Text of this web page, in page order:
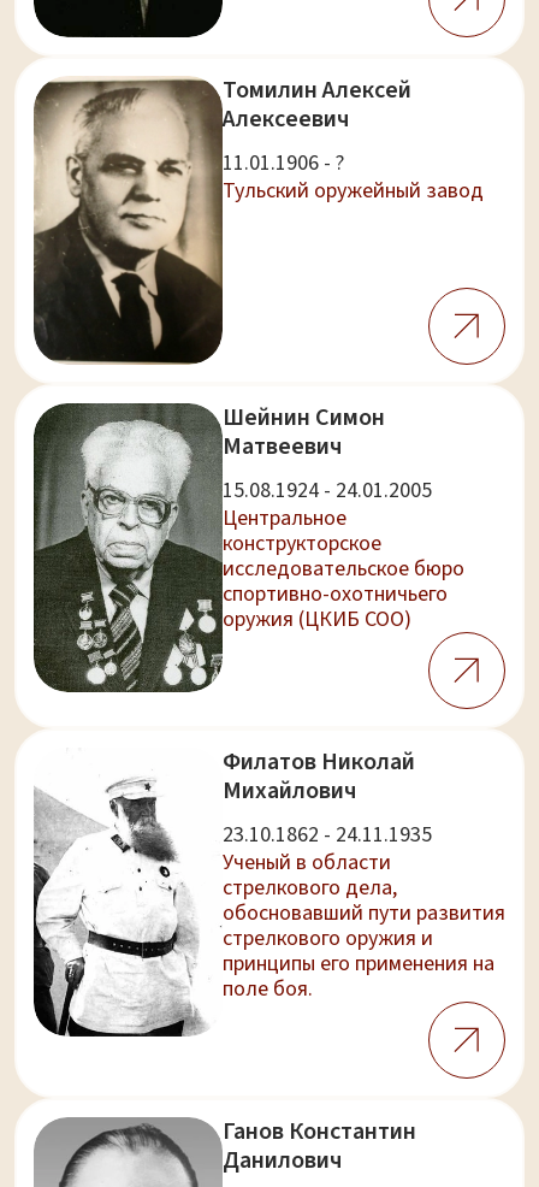
Томилин Алексей
Алексеевич
11.01.1906 - ?
Тульский оружейный завод
Шейнин Симон
Матвеевич
15.08.1924 - 24.01.2005
Центральное
конструкторское
исследовательское бюро
спортивно-охотничьего
оружия (ЦКИБ СОО)
Филатов Николай
Михайлович
23.10.1862 - 24.11.1935
Ученый в области
стрелкового дела,
обосновавший пути развития
стрелкового оружия и
принципы его применения на
поле боя.
Ганов Константин
Данилович